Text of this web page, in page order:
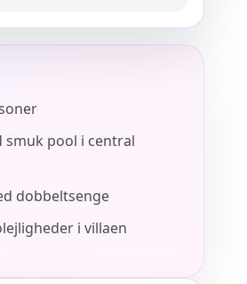
smuk pool i central
dobbeltsenge
i villaen